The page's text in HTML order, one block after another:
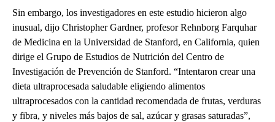
Sin embargo, los investigadores en este estudio hicieron algo
inusual, dijo Christopher Gardner, profesor Rehnborg Farquhar
de Medicina en la Universidad de Stanford, en California, quien
dirige el Grupo de Estudios de Nutrición del Centro de
Investigación de Prevención de Stanford. “Intentaron crear una
dieta ultraprocesada saludable eligiendo alimentos
ultraprocesados con la cantidad recomendada de frutas, verduras
y fibra, y niveles más bajos de sal, azúcar y grasas saturadas”,